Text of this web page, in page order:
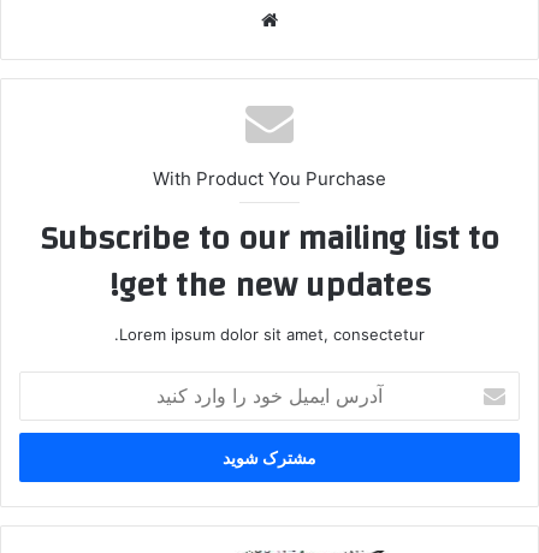
With Product You Purchase
Subscribe to our mailing list to
get the new updates!
Lorem ipsum dolor sit amet, consectetur.
ایمیل
خود
وارد
کنید